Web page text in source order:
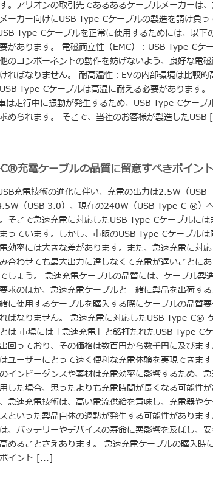
。アリオンの取引先であるあるケーブルメーカーは
ーカー向けにUSB Type-Cケーブルの製造を請け負っ
Type-Cケーブルを正常に使用するためには、以下
があります。 電磁両立性（EMC）：USB Type-Cケ
のコンポーネントの動作を妨げないよう、良好な電
ればなりません。 耐高温性：EVの内部環境は比較的
Type-Cケーブルは高温に耐える必要があります。
は走行中に振動が発生するため、USB Type-Cケーブ
められます。 そこで、当社のお客様が製造した
充電ケーブルの品質に留意すべきポイント
充電技術の進化に伴い、充電の出力は2.5W（USB
（USB 3.0）、現在の240W（USB Type-C ®）
そこで急速充電に対応したUSB Type-Cケーブルには
っています。しかし、市販のUSB Type-Cケーブルは
効率には大きな差があります。また、急速充電に対
合わせても最大出力に達しなくて充電が遅いことにあ
しょう。 急速充電ケーブルの品質には、ケーブル製
求のほか、急速充電ケーブルと一緒に製品を出荷す
に使用するケーブルを購入する際にケーブルの品質
ばなりません。 急速充電に対応したUSB Type-C®
は 市場には「急速充電」と銘打たれたUSB Type-C
回っており、その価格は数百円から数千円に及びます
ユーザーにとって速く便利な充電体験を実現できます
インピーダンスや素材は充電効率に影響するため、
した場合、思ったよりも充電時間が長くなる可能性
急速充電技術は、高い電流供給を意味し、充電器や
といった製品自体の過熱が発生する可能性があります
、バッテリーやデバイスの寿命に悪影響を及ぼし、
めることさえあります。 急速充電ケーブルの購入時
イント [...]